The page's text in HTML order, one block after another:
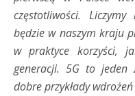
częstotliwości.
będzie w naszym kraju
w praktyce korzyści,
generacji. 5G to jeden
dobre przykłady